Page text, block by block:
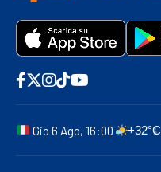
Gio 6 Ago, 16:00 +32°C